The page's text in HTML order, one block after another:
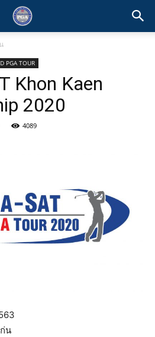
PGA TOUR
Khon Kaen
2020
4089
น